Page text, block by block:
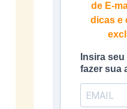
de E-
dicas e
Insira
fazer sua